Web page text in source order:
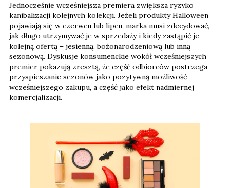
Jednocześnie wcześniejsza premiera zwiększa ryzyko
kanibalizacji kolejnych kolekcji. Jeżeli produkty Halloween
pojawiają się w czerwcu lub lipcu, marka musi zdecydować,
jak długo utrzymywać je w sprzedaży i kiedy zastąpić je
kolejną ofertą – jesienną, bożonarodzeniową lub inną
sezonową. Dyskusje konsumenckie wokół wcześniejszych
premier pokazują zresztą, że część odbiorców postrzega
przyspieszanie sezonów jako pozytywną możliwość
wcześniejszego zakupu, a część jako efekt nadmiernej
komercjalizacji.